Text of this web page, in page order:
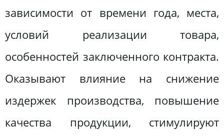
зависимости от времени года, места,
условий реализации товара,
особенностей заключенного контракта.
Оказывают влияние на снижение
издержек производства, повышение
качества продукции, стимулируют